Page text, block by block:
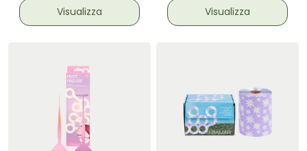
Visualizza Visualizza